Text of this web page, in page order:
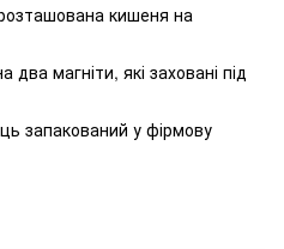
кишеня на
магніти, які заховані під
запакований у фірмову